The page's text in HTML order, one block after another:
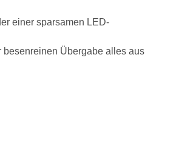
einer sparsamen LED-
Übergabe alles aus